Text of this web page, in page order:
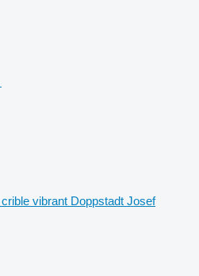
crible vibrant Doppstadt Josef